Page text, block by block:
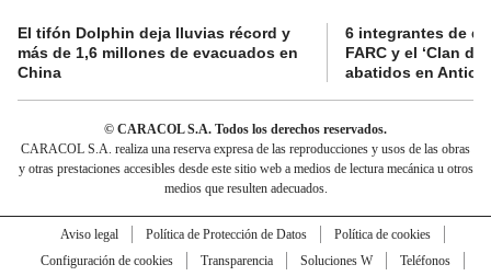
El tifón Dolphin deja lluvias récord y
más de 1,6 millones de evacuados en
China
6 integrantes de
FARC y el ‘Clan
abatidos en
© CARACOL S.A. Todos los derechos reservados.
CARACOL S.A. realiza una reserva expresa de las reproducciones y usos de las obras
y otras prestaciones accesibles desde este sitio web a medios de lectura mecánica u otros
medios que resulten adecuados.
Aviso legal Política de Protección de Datos
Política de cookies
Configuración de cookies
Transparencia Soluciones W
Teléfonos